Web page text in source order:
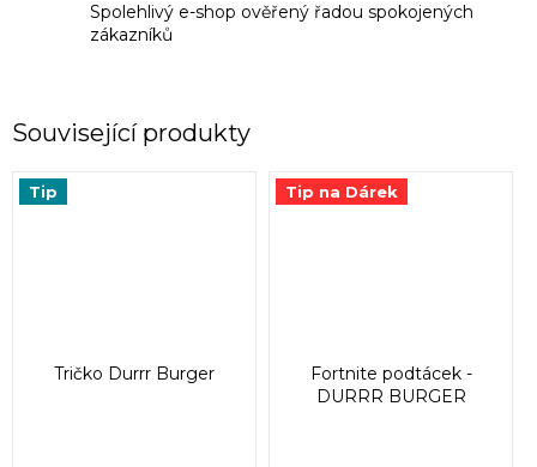
Spolehlivý e-shop ověřený řadou spokojených
zákazníků
Související produkty
Tip
Tričko Durrr Burger
Tip na Dárek
Fortnite podtácek -
DURRR BURGER